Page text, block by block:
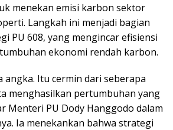
menekan emisi karbon sektor
Langkah ini menjadi bagian
PU 608, yang mengincar efisiensi
ekonomi rendah karbon.
angka. Itu cermin dari seberapa
menghasilkan pertumbuhan yang
Menteri PU Dody Hanggodo dalam
Ia menekankan bahwa strategi